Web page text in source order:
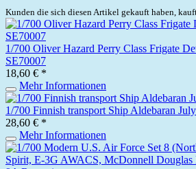
Kunden die sich diesen Artikel gekauft haben,
1/700 Oliver Hazard Perry Class Frigate
SE70007
18,60 € *
Mehr Informationen
1/700 Finnish transport Ship Aldebaran
28,60 € *
Mehr Informationen